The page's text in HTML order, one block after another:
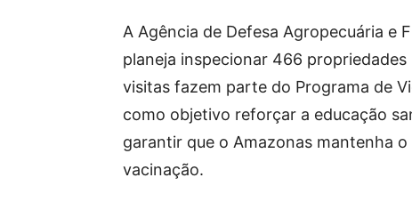
A Agência de Defesa Agropecuária e
planeja inspecionar 466
visitas fazem parte do Programa de
como objetivo reforçar a educação
garantir que o Amazonas mantenha
vacinação.